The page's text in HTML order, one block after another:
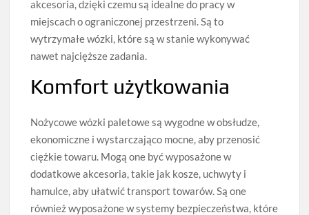
akcesoria, dzięki czemu są idealne do pracy w
miejscach o ograniczonej przestrzeni. Są to
wytrzymałe wózki, które są w stanie wykonywać
nawet najcięższe zadania.
Komfort użytkowania
Nożycowe wózki paletowe są wygodne w obsłudze,
ekonomiczne i wystarczająco mocne, aby przenosić
ciężkie towaru. Mogą one być wyposażone w
dodatkowe akcesoria, takie jak kosze, uchwyty i
hamulce, aby ułatwić transport towarów. Są one
również wyposażone w systemy bezpieczeństwa, które